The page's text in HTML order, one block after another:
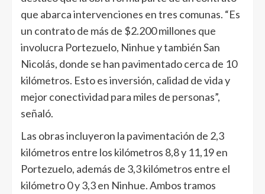
que abarca intervenciones en tres comunas. “Es
un contrato de más de $2.200 millones que
involucra Portezuelo, Ninhue y también San
Nicolás, donde se han pavimentado cerca de 10
kilómetros. Esto es inversión, calidad de vida y
mejor conectividad para miles de personas”,
señaló.
Las obras incluyeron la pavimentación de 2,3
kilómetros entre los kilómetros 8,8 y 11,19 en
Portezuelo, además de 3,3 kilómetros entre el
kilómetro 0 y 3,3 en Ninhue. Ambos tramos